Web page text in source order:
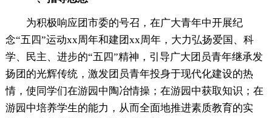
为积极响应团市委的号召，在广大青年中开展纪
念“五四”运动xx周年和建团xx周年，大力弘扬爱国、科
学、民主、进步的“五四”精神，引导广大团员青年继承发
扬团的光辉传统，激发团员青年投身于现代化建设的热
情，使同学们在游园中陶冶情操；在游园中获取知识；在
游园中培养学生的能力，从而全面地推进素质教育的实